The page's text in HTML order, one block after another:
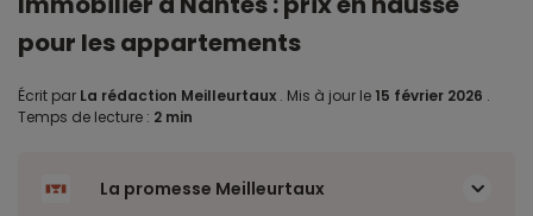
pour les appartements
Écrit par La rédaction Meilleurtaux . Mis à jour le 15 février 2026 .
Temps de lecture : 2 min
La promesse Meilleurtaux